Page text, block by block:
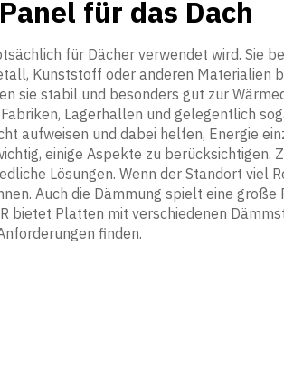
für das Dach
für Dächer verwendet wird. Sie
Kunststoff oder anderen Materialien
stabil und besonders gut zur
Lagerhallen und gelegentlich
aufweisen und dabei helfen, Energie
einige Aspekte zu berücksichtigen.
Lösungen. Wenn der Standort viel
Auch die Dämmung spielt eine
bietet Platten mit verschiedenen
finden.